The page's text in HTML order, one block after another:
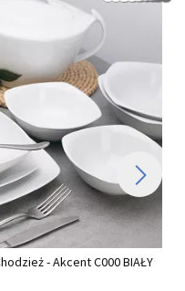
- Akcent C000 BIAŁY